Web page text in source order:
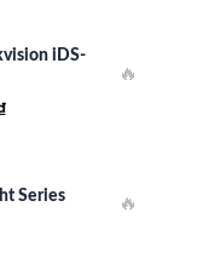
là:
35.000.000 ₫.
iDS-
là:
14.000.000 ₫.
🔥
Series 🔥